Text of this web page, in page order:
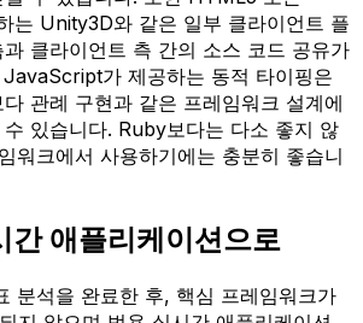
는 Unity3D와 같은 일부 클라이언트 플
클라이언트 측 간의 소스 코드 공유가
가 제공하는 동적 타이핑은
관례 구현과 같은 프레임워크 설계에
있습니다. Ruby보다는 다소 좋지 않
워크에서 사용하기에는 충분히 좋습니
간 애플리케이션으로
분석을 완료한 후, 핵심 프레임워크가